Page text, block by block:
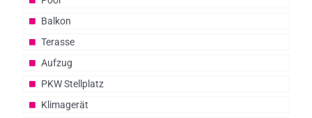
Balkon
Terasse
Aufzug
PKW Stellplatz
Klimagerät